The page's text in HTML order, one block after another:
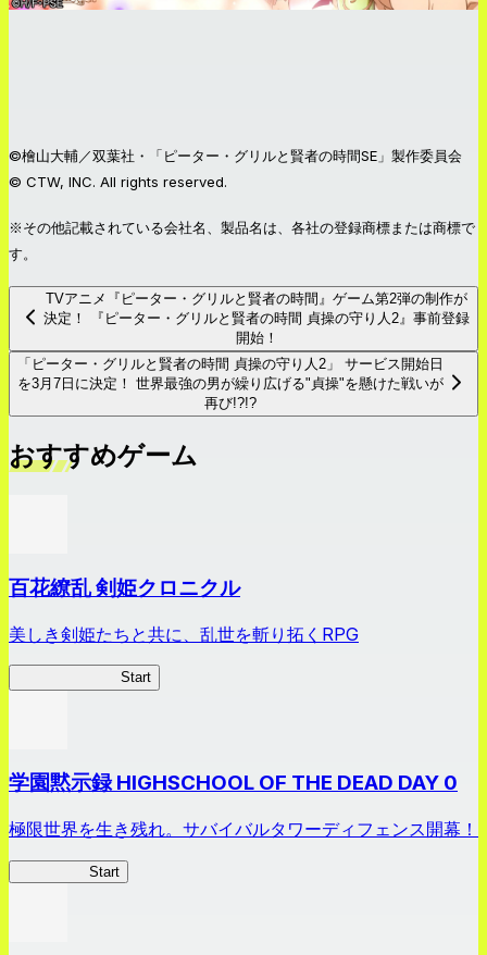
©檜山大輔／双葉社・「ピーター・グリルと賢者の時間SE」製作委員会
© CTW, INC. All rights reserved.
※その他記載されている会社名、製品名は、各社の登録商標または商標で
す。
TVアニメ『ピーター・グリルと賢者の時間』ゲーム第2弾の制作が
決定！ 『ピーター・グリルと賢者の時間 貞操の守り人2』事前登録
開始！
「ピーター・グリルと賢者の時間 貞操の守り人2」 サービス開始日
を3月7日に決定！ 世界最強の男が繰り広げる"貞操"を懸けた戦いが
再び!?!?
おすすめゲーム
百花繚乱 剣姫クロニクル
美しき剣姫たちと共に、乱世を斬り拓くRPG
Start
学園黙示録 HIGHSCHOOL OF THE DEAD DAY 0
極限世界を生き残れ。サバイバルタワーディフェンス開幕！
Start